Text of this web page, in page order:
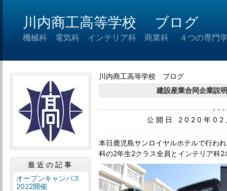
川内商工高等学校 ブログ
機械科 電気科 インテリア科 商業科 ４つの専門学
川内商工高等学校 ブログ
建設産業合同企業説
公開日 2020年
本日鹿児島サンロイヤルホテルで行わ
科の2年生2クラス全員とインテリア科
最近の記事
オープンキャンパス
2022開催